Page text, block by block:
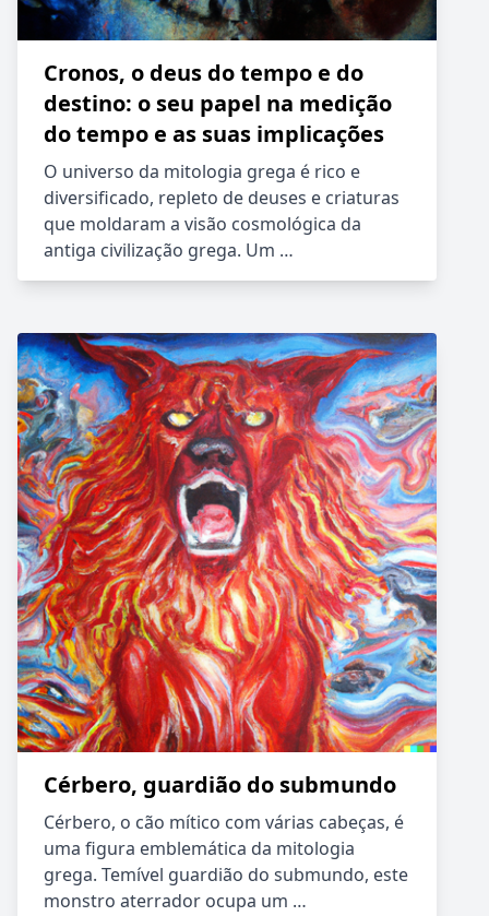
Cronos, o deus do tempo e do
destino: o seu papel na medição
do tempo e as suas implicações
O universo da mitologia grega é rico e
diversificado, repleto de deuses e criaturas
que moldaram a visão cosmológica da
antiga civilização grega. Um …
Cérbero, guardião do submundo
Cérbero, o cão mítico com várias cabeças, é
uma figura emblemática da mitologia
grega. Temível guardião do submundo, este
monstro aterrador ocupa um …